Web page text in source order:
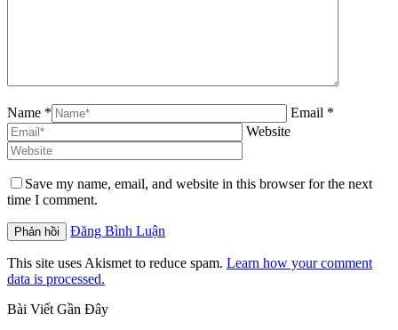
Name *
Email *
Website
Save my name, email, and website in this browser for the next
time I comment.
Đăng Bình Luận
This site uses Akismet to reduce spam. Learn how your comment
data is processed.
Bài Viết Gần Đây